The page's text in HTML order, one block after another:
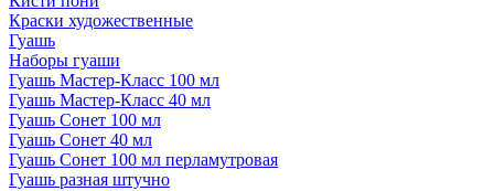
Краски художественные
Гуашь
Наборы гуаши
Гуашь Мастер-Класс 100 мл
Гуашь Мастер-Класс 40 мл
Гуашь Сонет 100 мл
Гуашь Сонет 40 мл
Гуашь Сонет 100 мл перламутровая
Гуашь разная штучно